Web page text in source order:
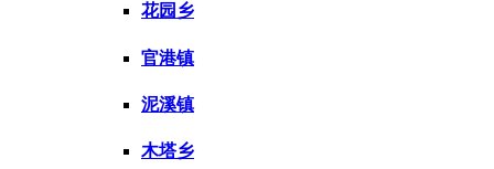
花园乡
官港镇
泥溪镇
木塔乡